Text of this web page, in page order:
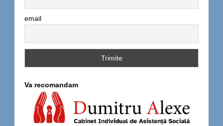
email
Va recomandam